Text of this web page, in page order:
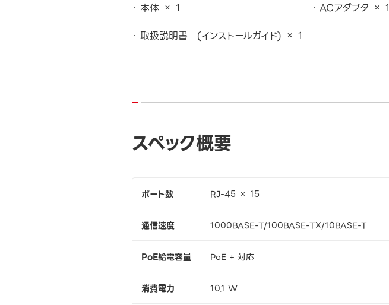
本体 × 1 ACアダプタ × 1
取扱説明書 (インストールガイド) × 1
スペック概要
ポート数 RJ-45 × 15
通信速度 1000BASE-T/100BASE-TX/10BASE-T
PoE給電容量 PoE + 対応
消費電力 10.1 W